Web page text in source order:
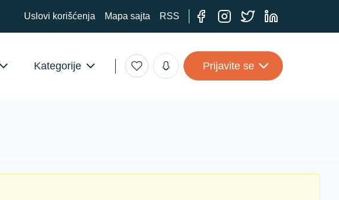
Uslovi korišćenja Mapa sajta RSS
Kategorije Prijavite se